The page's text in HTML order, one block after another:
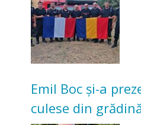
Emil Boc și-a
culese din